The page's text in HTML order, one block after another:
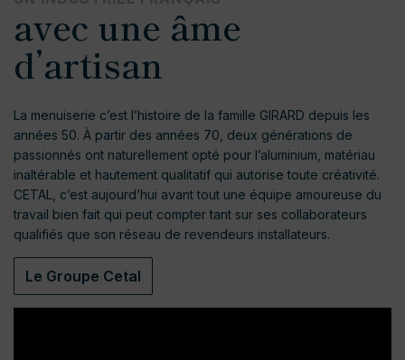
avec une âme
d’artisan
La menuiserie c’est l’histoire de la famille GIRARD depuis les
années 50. À partir des années 70, deux générations de
passionnés ont naturellement opté pour l’aluminium, matériau
inaltérable et hautement qualitatif qui autorise toute créativité.
CETAL, c’est aujourd’hui avant tout une équipe amoureuse du
travail bien fait qui peut compter tant sur ses collaborateurs
qualifiés que son réseau de revendeurs installateurs.
Le Groupe Cetal